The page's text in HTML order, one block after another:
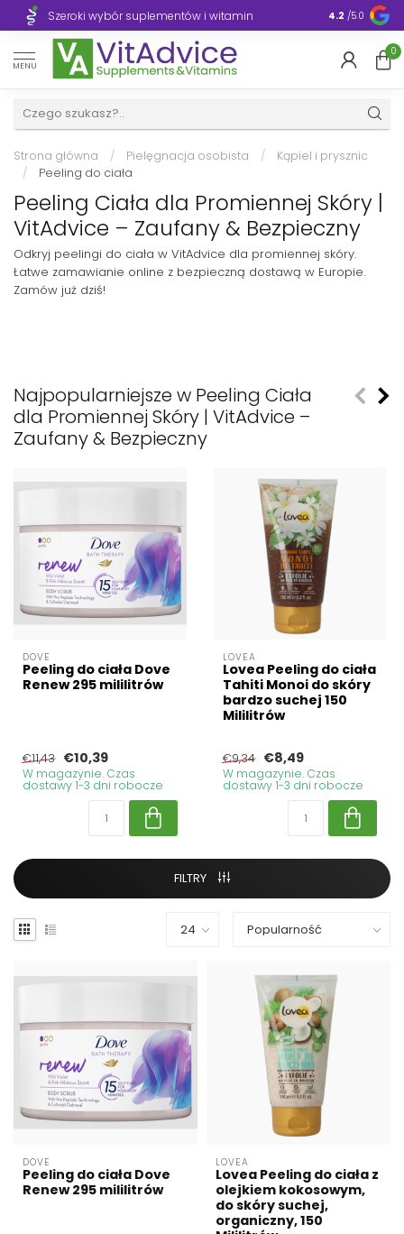
Szeroki wybór suplementów i witamin 4.2 /5.0
MENU
0
Strona główna / Pielęgnacja osobista /
Kąpiel i prysznic
/
Peeling do ciała
Peeling Ciała dla Promiennej Skóry |
VitAdvice – Zaufany & Bezpieczny
Odkryj peelingi do ciała w VitAdvice dla promiennej skóry.
Łatwe zamawianie online z bezpieczną dostawą w Europie.
Zamów już dziś!
Najpopularniejsze w Peeling Ciała
dla Promiennej Skóry | VitAdvice –
Zaufany & Bezpieczny
DOVE
Peeling do ciała Dove
Renew 295 mililitrów
€11,43 €10,39
W magazynie. Czas
dostawy 1-3 dni robocze
LOVEA
Lovea Peeling do ciała
Tahiti Monoi do skóry
bardzo suchej 150
Mililitrów
€9,34 €8,49
W magazynie. Czas
dostawy 1-3 dni robocze
FILTRY
DOVE
Peeling do ciała Dove
Renew 295 mililitrów
LOVEA
Lovea Peeling do ciała z
olejkiem kokosowym,
do skóry suchej,
organiczny, 150